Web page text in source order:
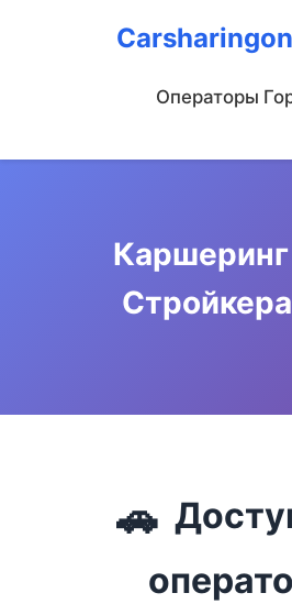
Операторы
Каршеринг
🚗